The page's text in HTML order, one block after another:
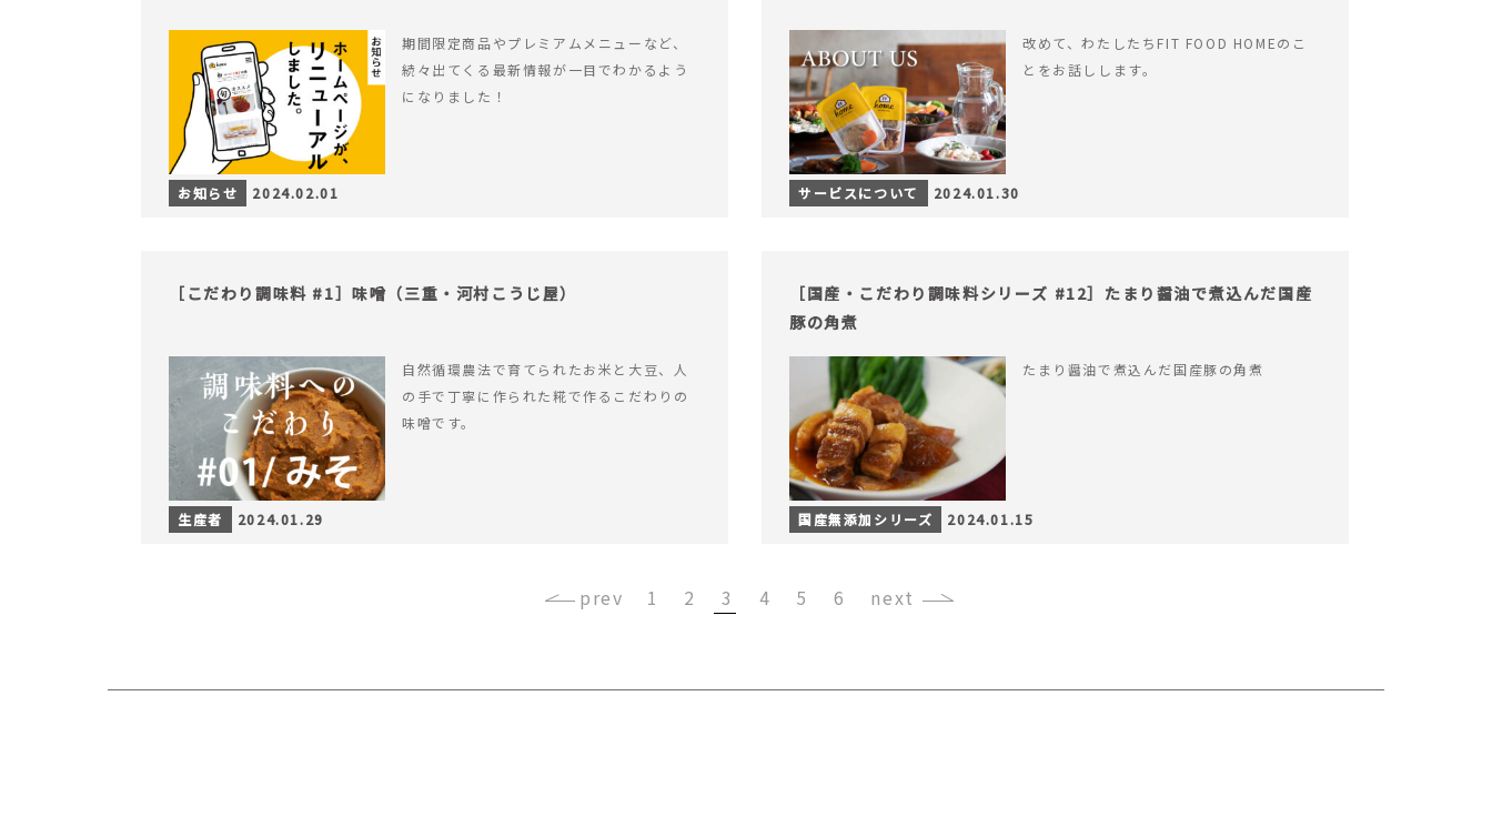
期間限定商品やプレミアムメニューなど、
続々出てくる最新情報が一目でわかるよう
になりました！
お知らせ 2024.02.01
改めて、わたしたちFIT FOOD HOMEのこ
とをお話しします。
サービスについて 2024.01.30
［こだわり調味料 #1］味噌（三重・河村こうじ屋）
自然循環農法で育てられたお米と大豆、人
の手で丁寧に作られた糀で作るこだわりの
味噌です。
生産者 2024.01.29
［国産・こだわり調味料シリーズ #12］たまり醤油で煮込んだ国産
豚の角煮
たまり醤油で煮込んだ国産豚の角煮
国産無添加シリーズ 2024.01.15
‹ 1 2 3 4 5 6 ›